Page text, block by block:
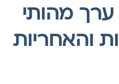
מהותי
והאחריות